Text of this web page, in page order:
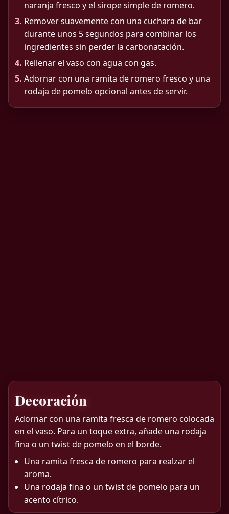
naranja fresco y el sirope simple de romero.
3. Remover suavemente con una cuchara de bar
durante unos 5 segundos para combinar los
ingredientes sin perder la carbonatación.
4. Rellenar el vaso con agua con gas.
5. Adornar con una ramita de romero fresco y una
rodaja de pomelo opcional antes de servir.
Decoración
Adornar con una ramita fresca de romero colocada
en el vaso. Para un toque extra, añade una rodaja
fina o un twist de pomelo en el borde.
Una ramita fresca de romero para realzar el
aroma.
Una rodaja fina o un twist de pomelo para un
acento cítrico.